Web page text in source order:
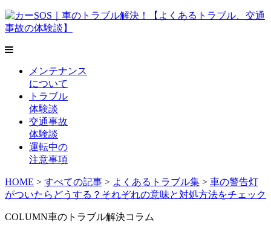
メンテナンス
について
トラブル
体験談
交通事故
体験談
運転中の
注意事項
HOME > すべての記事 > よくあるトラブル集 > 車の警告灯
がついたらどうする？それぞれの意味と対処方法をチェック
COLUMN車のトラブル解決コラム